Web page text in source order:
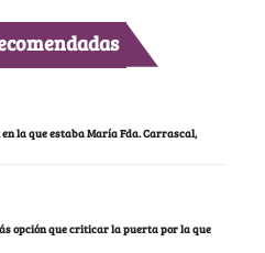
la que estaba María Fda. Carrascal,
opción que criticar la puerta por la que